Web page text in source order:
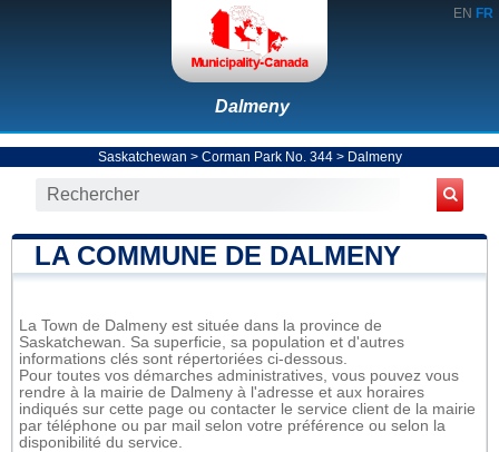
EN FR
Dalmeny
Saskatchewan > Corman Park No. 344> Dalmeny
LA COMMUNE DE DALMENY
La Town de Dalmeny est située dans la province de
Saskatchewan. Sa superficie, sa population et d'autres
informations clés sont répertoriées ci-dessous.
Pour toutes vos démarches administratives, vous pouvez vous
rendre à la mairie de Dalmeny à l'adresse et aux horaires
indiqués sur cette page ou contacter le service client de la mairie
par téléphone ou par mail selon votre préférence ou selon la
disponibilité du service.